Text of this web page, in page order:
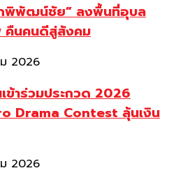
พิพัฒน์ชัย” ลงพื้นที่อุบล
คืนคนดีสู่สังคม
2026
าร่วมประกวด 2026
Drama Contest ลุ้นเงิน
2026